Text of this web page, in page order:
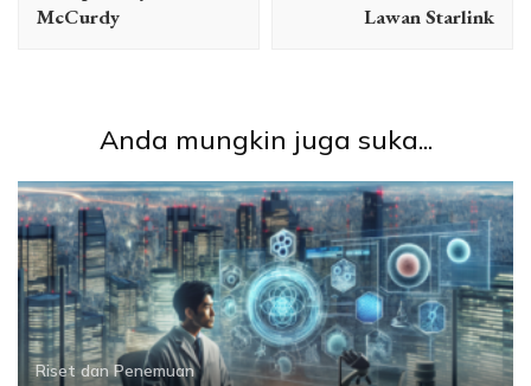
McCurdy
Lawan Starlink
Anda mungkin juga suka...
Riset dan Penemuan